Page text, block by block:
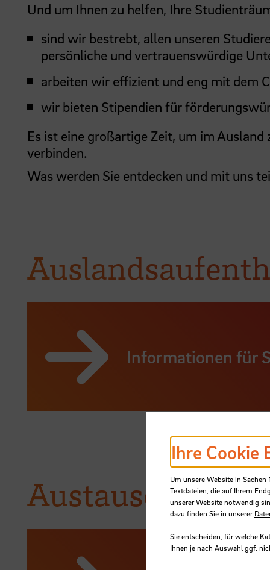
Und um Ihnen zu helfen, Ihre
sind wir bestrebt, allen unseren
persönliche und vertrauenswürdige
arbeiten wir effizient und eng mit dem
wir bieten Stipendien für
Es ist eine großartige Zeit, um im
verbinden.
Was werden Sie entdecken und mit uns
Informationen für
Ihre Cookie
Um unsere Website in
Textdateien, die auf Ihrem
unserer Website notwendig
dazu finden Sie in unserer
Sie entscheiden, für welche
Ihnen je nach Auswahl ggf.